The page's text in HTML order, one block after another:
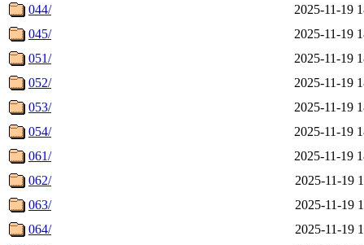
044/
2025-11-19
045/
2025-11-19
051/
2025-11-19
052/
2025-11-19
053/
2025-11-19
054/
2025-11-19
061/
2025-11-19
062/
2025-11-19
063/
2025-11-19
064/
2025-11-19